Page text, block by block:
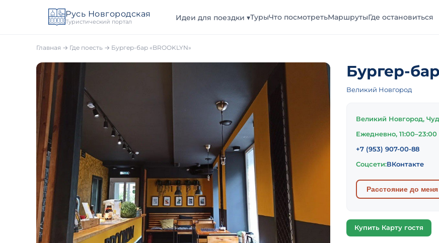
Русь Новгородская
Туристический портал
Идеи для поездки ▾ТурыЧто посмотретьМаршрутыГде остановиться
Главная → Где поесть → Бургер-бар «BROOKLYN»
Бургер-
Великий Новгород
Великий Новгород,
Ежедневно, 11:00–23:00
+7 (953) 907-00-88
Соцсети:ВКонтакте
Расстояние до меня
Купить Карту гостя